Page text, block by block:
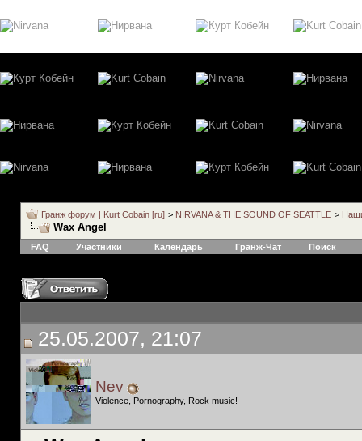
Гранж форум | Kurt Cobain [ru] > NIRVANA & THE SOUND OF SEATTLE >
Wax Angel
FAQ Участники Календарь Гранж-Чат Поиск
25.05.2007, 21:07
Nev
Violence, Pornography, Rock music!